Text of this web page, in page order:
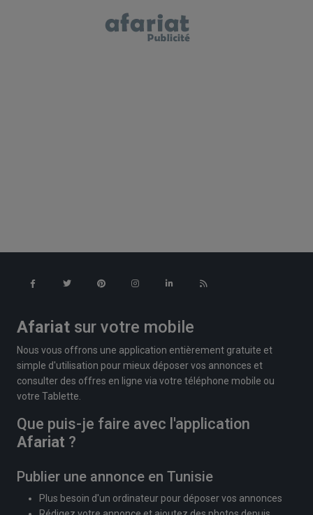
Afariat sur votre mobile
Nous vous offrons une application entièrement gratuite et
simple d'utilisation pour mieux déposer vos annonces et
consulter des offres en ligne via votre téléphone mobile ou
votre Tablette.
Que puis-je faire avec l'application
Afariat ?
Publier une annonce en Tunisie
Plus besoin d'un ordinateur pour déposer vos annonces